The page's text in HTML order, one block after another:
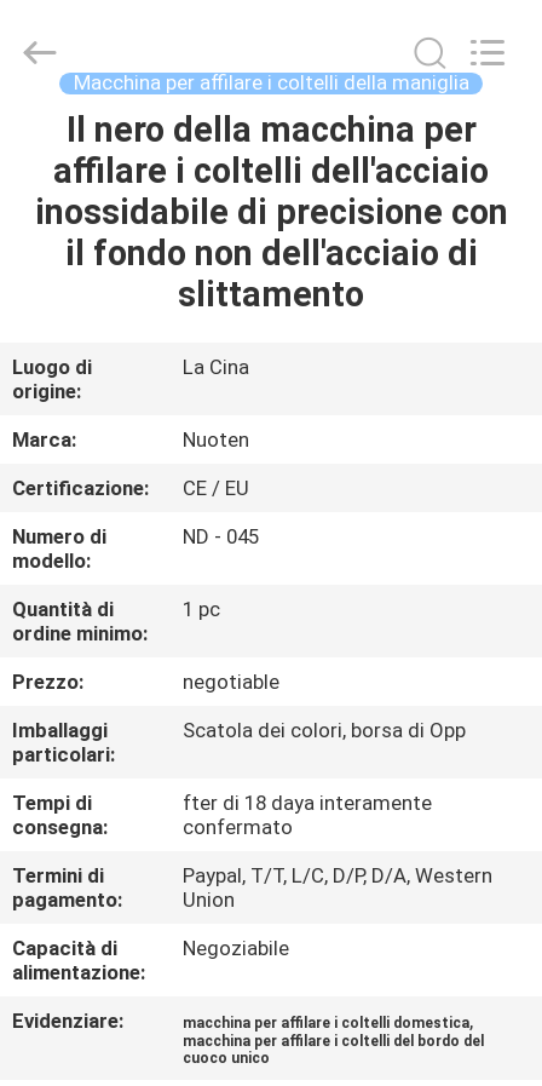
CASA.
PRODOTTI
SU
DI
NOI
VISITA
DELLA
FABBRICA
CONTROLLO
DELLA
QUALITÀ
CONTATTACI
NOTIZIE
Norton
Electric
Macchina per affilare i coltelli della maniglia
Il nero della macchina per
affilare i coltelli dell'acciaio
inossidabile di precisione con
il fondo non dell'acciaio di
slittamento
Luogo di
origine:
La Cina
Marca:
Nuoten
Certificazione:
CE / EU
Numero di
modello:
ND - 045
Quantità di
ordine minimo:
1 pc
Prezzo:
negotiable
Imballaggi
particolari:
Scatola dei colori, borsa di Opp
Tempi di
consegna:
fter di 18 daya interamente
confermato
Termini di
pagamento:
Paypal, T/T, L/C, D/P, D/A, Western
Union
Capacità di
alimentazione:
Negoziabile
Evidenziare: macchina per affilare i coltelli domestica,
macchina per affilare i coltelli del bordo del
cuoco unico